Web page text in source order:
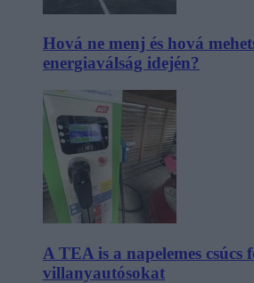
Hová ne menj és hová
energiaválság idején?
A TEA is a napelemes csúcs
villanyautósokat